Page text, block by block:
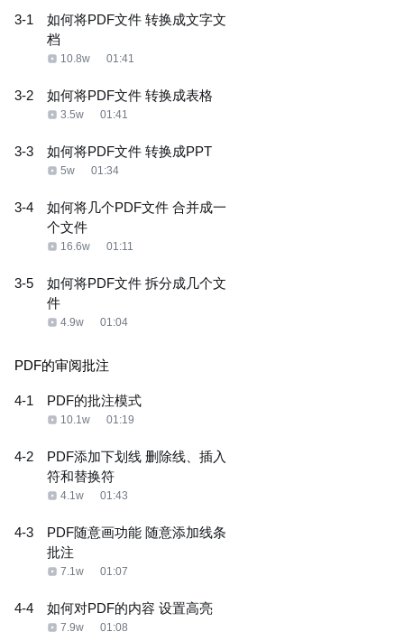
3-1
如何将PDF文件 转换成文字文
档
10.8w 01:41
3-2 如何将PDF文件 转换成表格
3.5w 01:41
3-3 如何将PDF文件 转换成PPT
5w 01:34
3-4
如何将几个PDF文件 合并成一
个文件
16.6w 01:11
3-5
如何将PDF文件 拆分成几个文
件
4.9w 01:04
PDF的审阅批注
4-1 PDF的批注模式
10.1w 01:19
4-2
PDF添加下划线 删除线、插入
符和替换符
4.1w 01:43
4-3
PDF随意画功能 随意添加线条
批注
7.1w 01:07
4-4 如何对PDF的内容 设置高亮
7.9w 01:08